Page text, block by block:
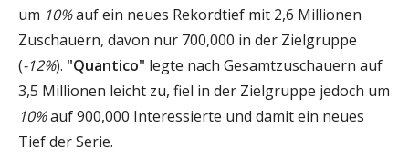
um 10%auf ein neues Rekordtief mit 2,6 Millionen
Zuschauern, davon nur 700,000 in der Zielgruppe
(-12%). "Quantico" legte nach Gesamtzuschauern auf
3,5 Millionen leicht zu, fiel in der Zielgruppe jedoch um
10%auf 900,000 Interessierte und damit ein neues
Tief der Serie.